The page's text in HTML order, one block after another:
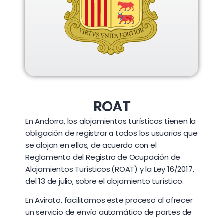
ROAT
En Andorra, los alojamientos turísticos tienen la
obligación de registrar a todos los usuarios que
se alojan en ellos, de acuerdo con el
Reglamento del Registro de Ocupación de
Alojamientos Turísticos (ROAT) y la Ley 16/2017,
del 13 de julio, sobre el alojamiento turístico.
En Avirato, facilitamos este proceso al ofrecer
un servicio de envío automático de partes de